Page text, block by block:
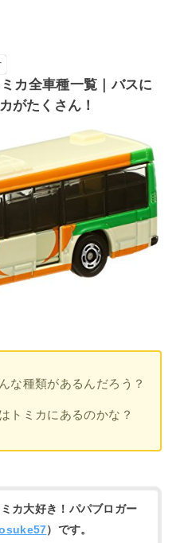
カ全車種一覧｜バスに
がたくさん！
な種類があるんだろう？
トミカにあるのかな？
カ大好き！パパブロガー
）です。